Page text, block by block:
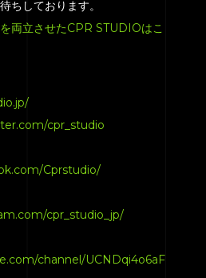
ちしております。
両立させたCPR STUDIOはこ
cpr_studio
Cprstudio/
cpr_studio_jp/
channel/UCNDqi4o6aF